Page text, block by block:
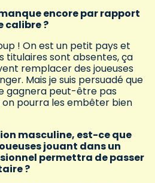
encore par rapport
calibre ?
! On est un petit pays et
titulaires sont absentes, ça
remplacer des joueuses
Mais je suis persuadé que
gagnera peut-être pas
on pourra les embêter bien
masculine, est-ce que
jouant dans un
permettra de passer
?